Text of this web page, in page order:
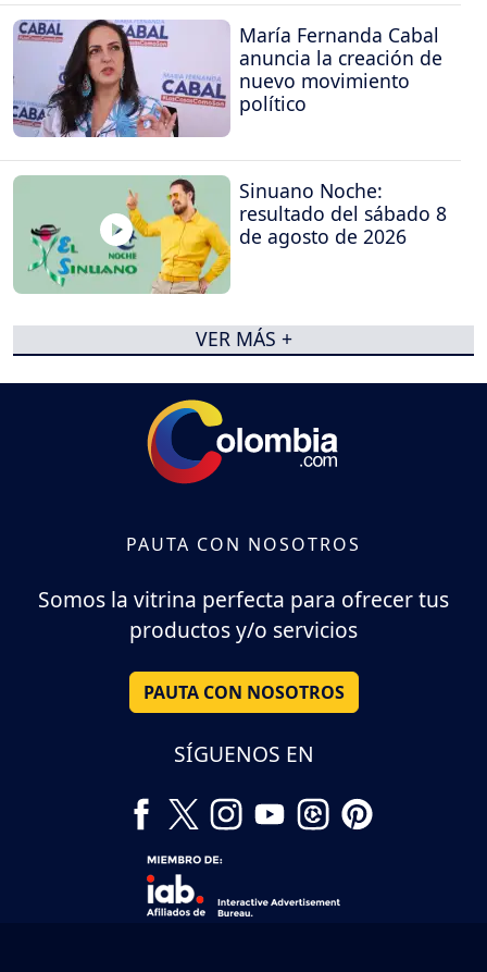
María Fernanda Cabal
anuncia la creación de
nuevo movimiento
político
Sinuano Noche:
resultado del sábado 8
de agosto de 2026
VER MÁS +
PAUTA CON NOSOTROS
Somos la vitrina perfecta para ofrecer tus
productos y/o servicios
PAUTA CON NOSOTROS
SÍGUENOS EN